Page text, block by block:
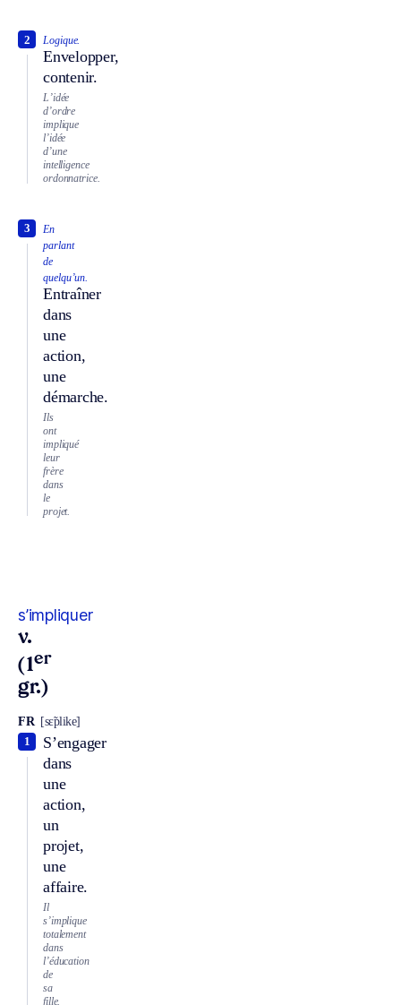
Logique.
Envelopper,
contenir.
2
L’idée
d’ordre
implique
l’idée
d’une
intelligence
ordonnatrice.
En
parlant
de
quelqu’un.
Entraîner
dans
une
action,
une
démarche.
3
Ils
ont
impliqué
leur
frère
dans
le
projet.
s’impliquer
v.
(1er
gr.)
FR [sɛ̃plike]
S’engager
dans
une
action,
un
projet,
une
affaire.
1
Il
s’implique
totalement
dans
l’éducation
de
sa
fille.